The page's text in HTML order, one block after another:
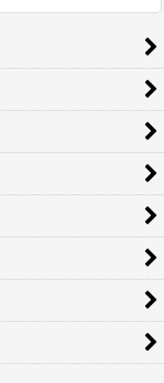
コニシ ボンド Gクリ
CLEAR170]